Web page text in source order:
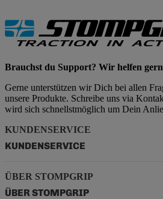
Brauchst du Support? Wir helfen
Gerne unterstützen wir Dich bei allen
unsere Produkte. Schreibe uns via
wird sich schnellstmöglich um Dein
KUNDENSERVICE
KUNDENSERVICE
ÜBER STOMPGRIP
ÜBER STOMPGRIP